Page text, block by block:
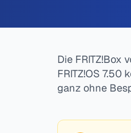
Die
FRITZ!OS
ganz ohne